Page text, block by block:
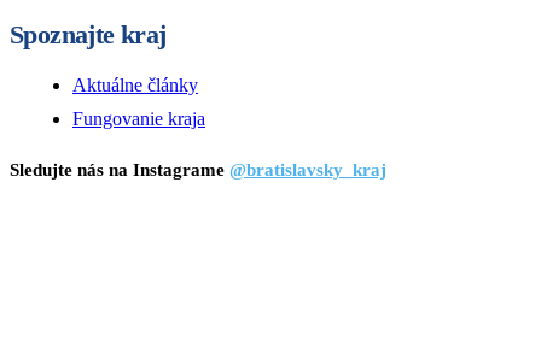
Spoznajte kraj
Aktuálne články
Fungovanie kraja
Sledujte nás na Instagrame @bratislavsky_kraj